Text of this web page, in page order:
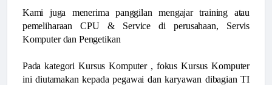
Kami juga menerima panggilan mengajar training atau
pemeliharaan CPU & Service di perusahaan, Servis
Komputer dan Pengetikan
Pada kategori Kursus Komputer , fokus Kursus Komputer
ini diutamakan kepada pegawai dan karyawan dibagian TI